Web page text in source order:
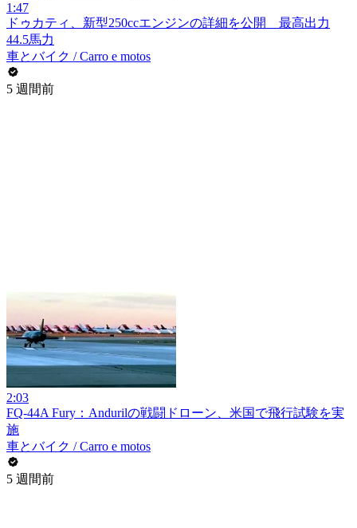
1:47
ドゥカティ、新型250ccエンジンの詳細を公開 最高出力
44.5馬力
車とバイク / Carro e motos
5 週間前
2:03
FQ-44A Fury：Andurilの戦闘ドローン、米国で飛行試験を実
施
車とバイク / Carro e motos
5 週間前